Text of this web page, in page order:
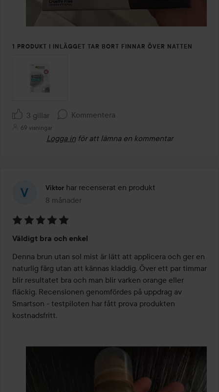
1 PRODUKT I INLÄGGET TAR BORT FINNAR ÖVER NATTEN
3 gillar Kommentera
69 visningar
Logga in för att lämna en kommentar
Viktor har recenserat en produkt
8 månader
Inlägget skapades 8 månader
5
av
5
Väldigt bra och enkel
Denna brun utan sol mist är lätt att applicera och ger en
naturlig färg utan att kännas kladdig. Över ett par timmar
blir resultatet bra och man blir varken orange eller
fläckig. Recensionen genomfördes på uppdrag av
Smartson - testpiloten har fått prova produkten
kostnadsfritt.